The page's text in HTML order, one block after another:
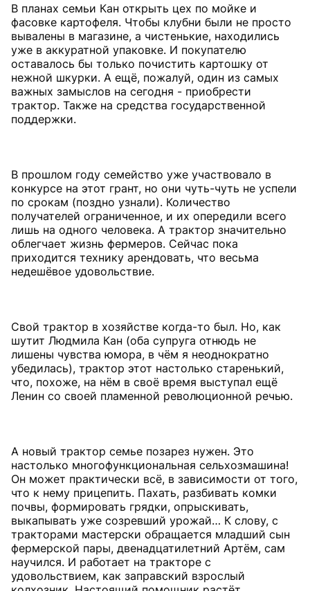
В планах семьи Кан открыть цех по мойке и
фасовке картофеля. Чтобы клубни были не просто
вывалены в магазине, а чистенькие, находились
уже в аккуратной упаковке. И покупателю
оставалось бы только почистить картошку от
нежной шкурки. А ещё, пожалуй, один из самых
важных замыслов на сегодня - приобрести
трактор. Также на средства государственной
поддержки.
В прошлом году семейство уже участвовало в
конкурсе на этот грант, но они чуть-чуть не успели
по срокам (поздно узнали). Количество
получателей ограниченное, и их опередили всего
лишь на одного человека. А трактор значительно
облегчает жизнь фермеров. Сейчас пока
приходится технику арендовать, что весьма
недешёвое удовольствие.
Свой трактор в хозяйстве когда-то был. Но, как
шутит Людмила Кан (оба супруга отнюдь не
лишены чувства юмора, в чём я неоднократно
убедилась), трактор этот настолько старенький,
что, похоже, на нём в своё время выступал ещё
Ленин со своей пламенной революционной речью.
А новый трактор семье позарез нужен. Это
настолько многофункциональная сельхозмашина!
Он может практически всё, в зависимости от того,
что к нему прицепить. Пахать, разбивать комки
почвы, формировать грядки, опрыскивать,
выкапывать уже созревший урожай… К слову, с
тракторами мастерски обращается младший сын
фермерской пары, двенадцатилетний Артём, сам
научился. И работает на тракторе с
удовольствием, как заправский взрослый